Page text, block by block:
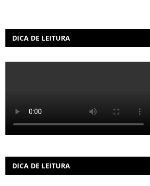
DICA DE LEITURA
DICA DE LEITURA